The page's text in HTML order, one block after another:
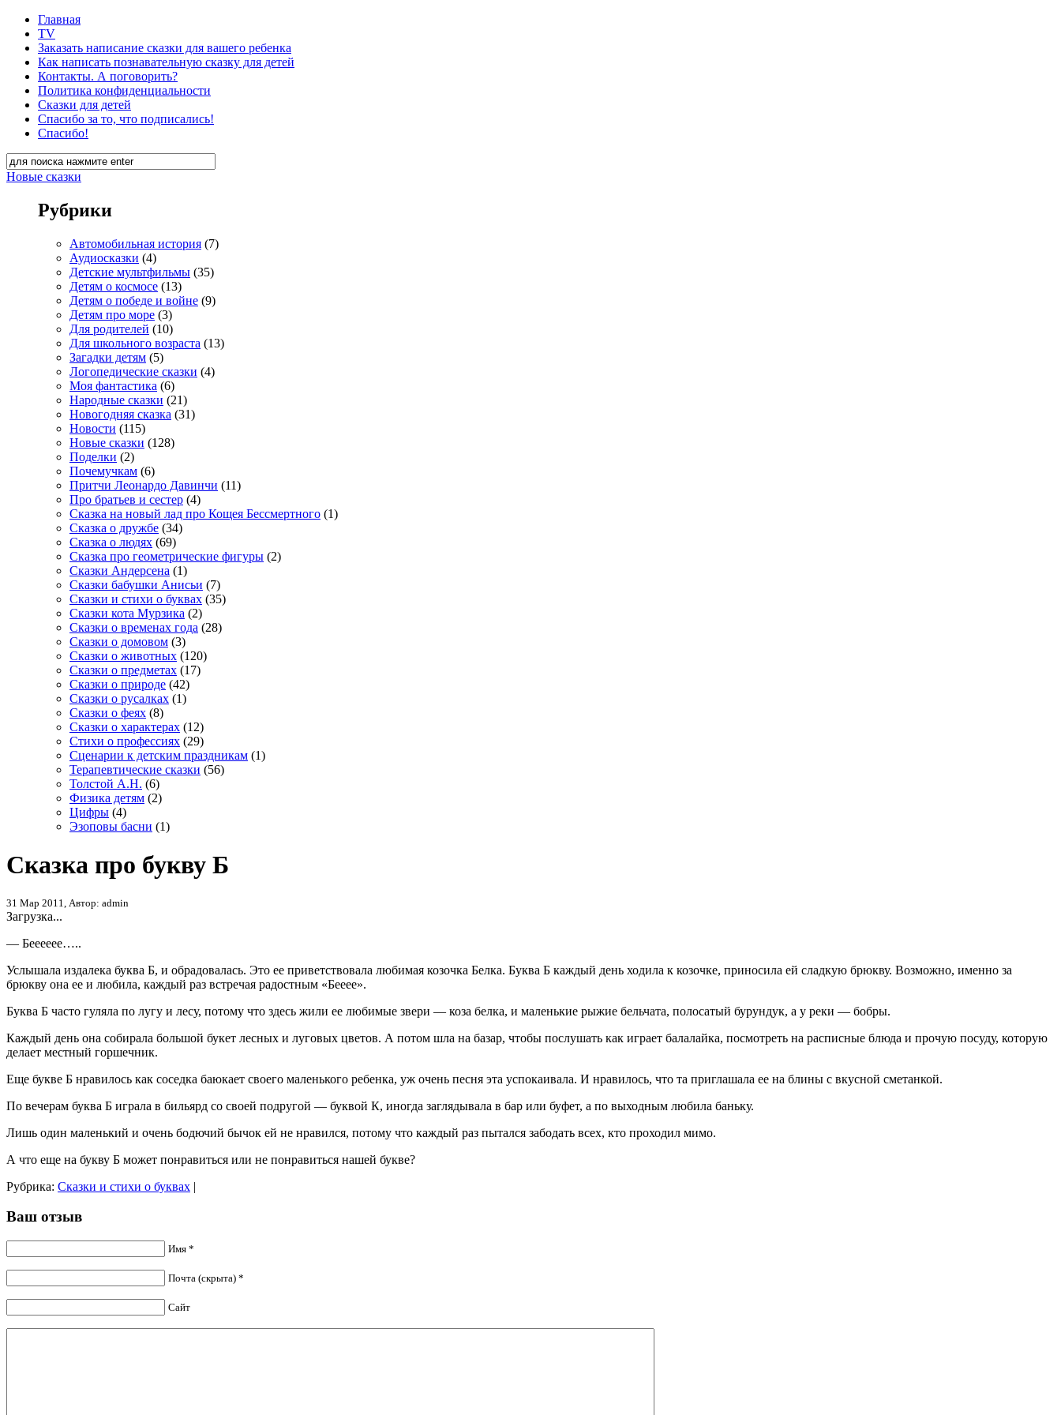
Главная
TV
Заказать написание сказки для вашего ребенка
Как написать познавательную сказку для детей
Контакты. А поговорить?
Политика конфиденциальности
Сказки для детей
Спасибо за то, что подписались!
Спасибо!
Новые сказки
Рубрики
Автомобильная история (7)
Аудиосказки (4)
Детские мультфильмы (35)
Детям о космосе (13)
Детям о победе и войне (9)
Детям про море (3)
Для родителей (10)
Для школьного возраста (13)
Загадки детям (5)
Логопедические сказки (4)
Моя фантастика (6)
Народные сказки (21)
Новогодняя сказка (31)
Новости (115)
Новые сказки (128)
Поделки (2)
Почемучкам (6)
Притчи Леонардо Давинчи (11)
Про братьев и сестер (4)
Сказка на новый лад про Кощея Бессмертного (1)
Сказка о дружбе (34)
Сказка о людях (69)
Сказка про геометрические фигуры (2)
Сказки Андерсена (1)
Сказки бабушки Анисьи (7)
Сказки и стихи о буквах (35)
Сказки кота Мурзика (2)
Сказки о временах года (28)
Сказки о домовом (3)
Сказки о животных (120)
Сказки о предметах (17)
Сказки о природе (42)
Сказки о русалках (1)
Сказки о феях (8)
Сказки о характерах (12)
Стихи о профессиях (29)
Сценарии к детским праздникам (1)
Терапевтические сказки (56)
Толстой А.Н. (6)
Физика детям (2)
Цифры (4)
Эзоповы басни (1)
Сказка про букву Б
31 Мар 2011, Автор: admin
Загрузка...
— Бееееее…..
Услышала издалека буква Б, и обрадовалась. Это ее приветствовала любимая козочка Белка. Буква Б каждый день ходила к козочке, приносила ей сладкую брюкву. Возможно, именно за
брюкву она ее и любила, каждый раз встречая радостным «Бееее».
Буква Б часто гуляла по лугу и лесу, потому что здесь жили ее любимые звери — коза белка, и маленькие рыжие бельчата, полосатый бурундук, а у реки — бобры.
Каждый день она собирала большой букет лесных и луговых цветов. А потом шла на базар, чтобы послушать как играет балалайка, посмотреть на расписные блюда и прочую посуду, которую
делает местный горшечник.
Еще букве Б нравилось как соседка баюкает своего маленького ребенка, уж очень песня эта успокаивала. И нравилось, что та приглашала ее на блины с вкусной сметанкой.
По вечерам буква Б играла в бильярд со своей подругой — буквой К, иногда заглядывала в бар или буфет, а по выходным любила баньку.
Лишь один маленький и очень бодючий бычок ей не нравился, потому что каждый раз пытался забодать всех, кто проходил мимо.
А что еще на букву Б может понравиться или не понравиться нашей букве?
Рубрика: Сказки и стихи о буквах |
Ваш отзыв
Имя *
Почта (скрыта) *
Сайт